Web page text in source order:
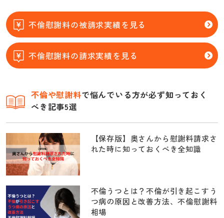
不倫慰謝料の被請求実績を見る
不倫慰謝料の請求実績を見る
不倫や慰謝料で悩んでいる方が必ず知っておく
べき記事5選
【保存版】奥さんから慰謝料請求さ
れた時に知っておくべき全知識
不倫うつとは？不倫が引き起こすう
つ病の原因と改善方法、不倫慰謝料
相場